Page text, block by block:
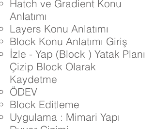
Hatch ve Gradient Konu
Anlatımı
Layers Konu Anlatımı
Block Konu Anlatımı Giriş
İzle - Yap (Block ) Yatak Planı
Çizip Block Olarak
Kaydetme
ÖDEV
Block Editleme
Uygulama : Mimari Yapı